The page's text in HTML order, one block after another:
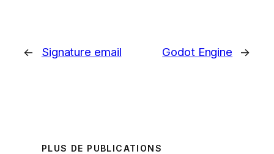
← Signature email Godot Engine →
PLUS DE PUBLICATIONS